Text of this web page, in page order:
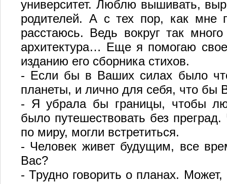
университет. Люблю вышивать,
родителей. А с тех пор, как мне
расстаюсь. Ведь вокруг так
архитектура… Еще я помогаю
изданию его сборника стихов.
- Если бы в Ваших силах было
планеты, и лично для себя, что бы
- Я убрала бы границы, чтобы
было путешествовать без
по миру, могли встретиться.
- Человек живет будущим, все
Вас?
- Трудно говорить о планах.